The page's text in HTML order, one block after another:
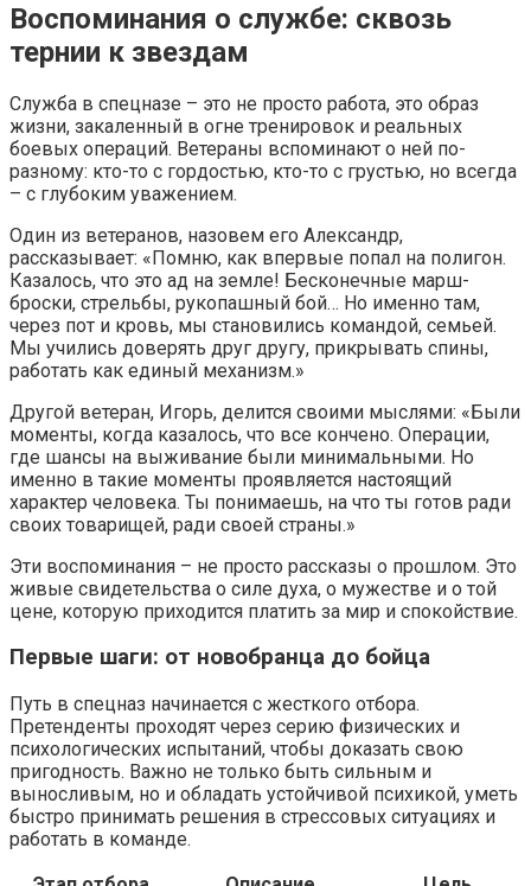
Воспоминания о службе: сквозь
тернии к звездам
Служба в спецназе – это не просто работа, это образ
жизни, закаленный в огне тренировок и реальных
боевых операций. Ветераны вспоминают о ней по-
разному: кто-то с гордостью, кто-то с грустью, но всегда
– с глубоким уважением.
Один из ветеранов, назовем его Александр,
рассказывает: «Помню, как впервые попал на полигон.
Казалось, что это ад на земле! Бесконечные марш-
броски, стрельбы, рукопашный бой… Но именно там,
через пот и кровь, мы становились командой, семьей.
Мы учились доверять друг другу, прикрывать спины,
работать как единый механизм.»
Другой ветеран, Игорь, делится своими мыслями: «Были
моменты, когда казалось, что все кончено. Операции,
где шансы на выживание были минимальными. Но
именно в такие моменты проявляется настоящий
характер человека. Ты понимаешь, на что ты готов ради
своих товарищей, ради своей страны.»
Эти воспоминания – не просто рассказы о прошлом. Это
живые свидетельства о силе духа, о мужестве и о той
цене, которую приходится платить за мир и спокойствие.
Первые шаги: от новобранца до бойца
Путь в спецназ начинается с жесткого отбора.
Претенденты проходят через серию физических и
психологических испытаний, чтобы доказать свою
пригодность. Важно не только быть сильным и
выносливым, но и обладать устойчивой психикой, уметь
быстро принимать решения в стрессовых ситуациях и
работать в команде.